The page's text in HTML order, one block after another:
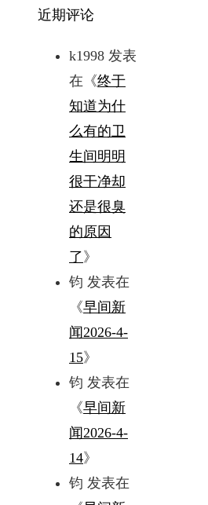
近期评论
k1998 发表
在《终于
知道为什
么有的卫
生间明明
很干净却
还是很臭
的原因
了》
钧 发表在
《早间新
闻2026-4-
15》
钧 发表在
《早间新
闻2026-4-
14》
钧 发表在